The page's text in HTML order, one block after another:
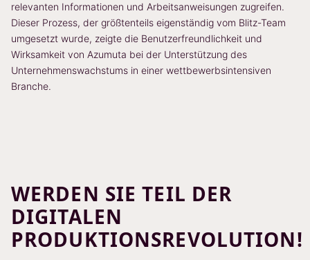
relevanten Informationen und Arbeitsanweisungen zugreifen.
Dieser Prozess, der größtenteils eigenständig vom Blitz-Team
umgesetzt wurde, zeigte die Benutzerfreundlichkeit und
Wirksamkeit von Azumuta bei der Unterstützung des
Unternehmenswachstums in einer wettbewerbsintensiven
Branche.
WERDEN SIE TEIL DER
DIGITALEN
PRODUKTIONSREVOLUTION!